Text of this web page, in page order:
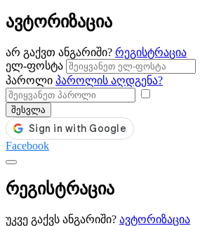
ავტორიზაცია
არ გაქვთ ანგარიში? რეგისტრაცია
ელ-ფოსტა
პაროლი პაროლის აღდგენა?
შესვლა
Facebook
რეგისტრაცია
უკვე გაქვს ანგარიში? ავტორიზაცია